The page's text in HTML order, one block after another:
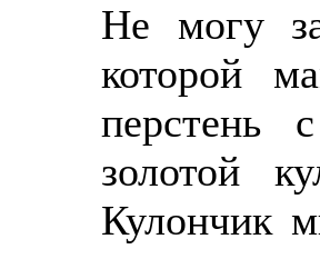
Не могу
которой
перстень
золотой
Кулончик